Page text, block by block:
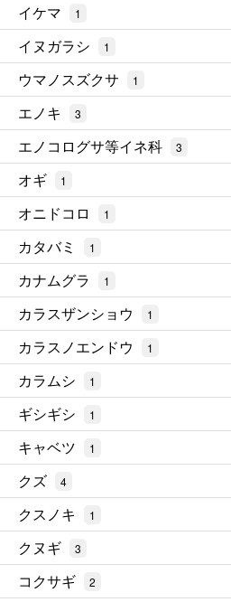
イケマ 1
イヌガラシ 1
ウマノスズクサ 1
エノキ 3
エノコログサ等イネ科 3
オギ 1
オニドコロ 1
カタバミ 1
カナムグラ 1
カラスザンショウ 1
カラスノエンドウ 1
カラムシ 1
ギシギシ 1
キャベツ 1
クズ 4
クスノキ 1
クヌギ 3
コクサギ 2